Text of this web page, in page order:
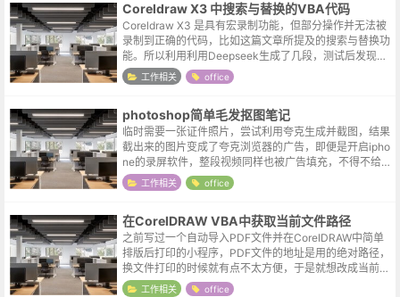
Coreldraw X3 中搜索与替换的VBA代码
Coreldraw X3 是具有宏录制功能，但部分操作并无法被
录制到正确的代码，比如这篇文章所提及的搜索与替换功
能。所以利用利用Deepseek生成了几段，测试后发现下
面这段代码在 X3 中可以正常运行。Sub SearchAndRe...
工作相关 office
photoshop简单毛发抠图笔记
临时需要一张证件照片，尝试利用夸克生成并截图，结果
截出来的图片变成了夸克浏览器的广告，即便是开启ipho
ne的录屏软件，整段视频同样也被广告填充，不得不给个
赞，真是武装到了牙齿。但一年用不到两次的功能，又不
舍得去开个会员，只能自己动手...
工作相关 office
在CorelDRAW VBA中获取当前文件路径
之前写过一个自动导入PDF文件并在CorelDRAW中简单
排版后打印的小程序，PDF文件的地址是用的绝对路径，
换文件打印的时候就有点不太方便，于是就想改成当前文
件所在路径 & 文件名这样的形式，这样后续打印时只需要
工作相关 office